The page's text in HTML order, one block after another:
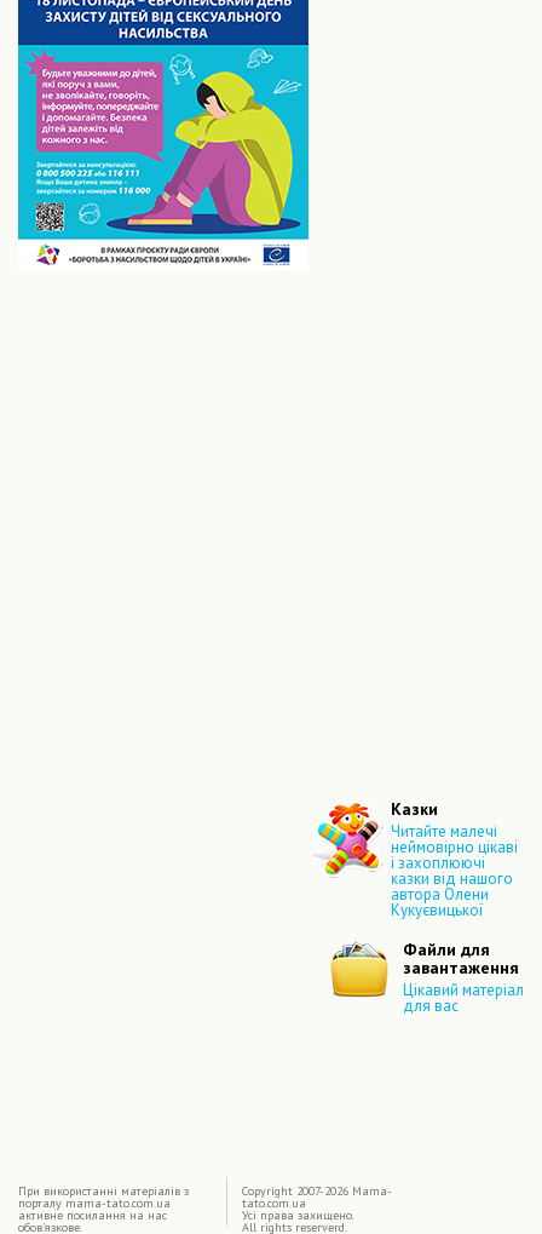
Казки
Читайте малечі
неймовірно цікаві
і захоплюючі
казки від нашого
автора Олени
Кукуєвицької
Файли для
завантаження
Цікавий матеріал
для вас
При використаннi матерiалiв з
порталу mama-tato.com.ua
активне посилання на нас
обов'язкове.
Copyright 2007-2026 Mama-
tato.com.ua
Усі права захищено.
All rights reserverd.